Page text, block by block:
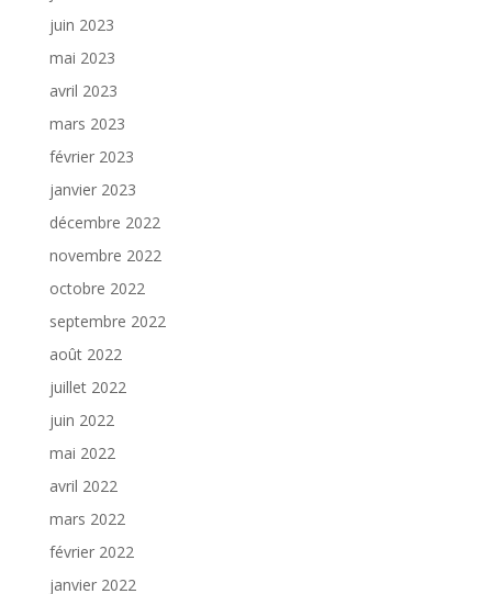
juin 2023
mai 2023
avril 2023
mars 2023
février 2023
janvier 2023
décembre 2022
novembre 2022
octobre 2022
septembre 2022
août 2022
juillet 2022
juin 2022
mai 2022
avril 2022
mars 2022
février 2022
janvier 2022